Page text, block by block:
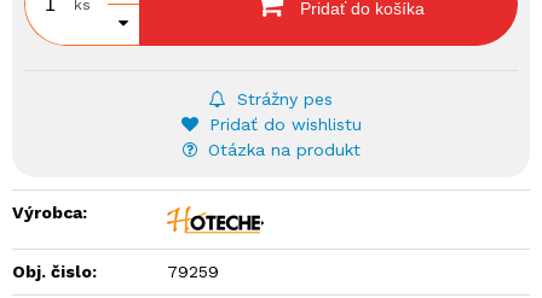
ks Pridať do košíka
Strážny pes
Pridať do wishlistu
Otázka na produkt
Výrobca:
Obj. čislo: 79259